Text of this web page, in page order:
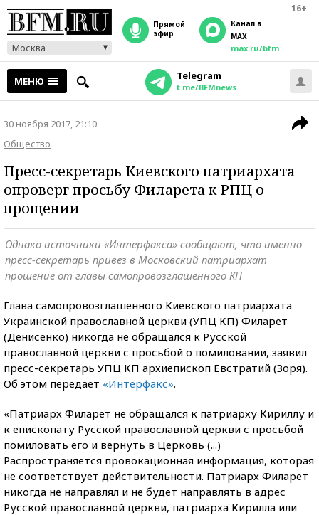
16+
Москва
прямой
эфир
Канал в
MAX
max.ru/bfm
МЕНЮ Telegram
t.me/BFMnews
30 ноября 2017, 21:10
Общество
Пресс-секретарь Киевского патриархата
опроверг просьбу Филарета к РПЦ о
прощении
Однако источники «Интерфакса» сообщают, что именно
пресс-секретарь привез в Московский патриархат
прошение от главы самопровозглашенного КП
Глава самопровозглашенного Киевского патриархата
Украинской православной церкви (УПЦ КП) Филарет
(Денисенко) никогда не обращался к Русской
православной церкви с просьбой о помиловании, заявил
пресс-секретарь УПЦ КП архиепископ Евстратий (Зоря).
Об этом передает «Интерфакс».
«Патриарх Филарет не обращался к патриарху Кириллу и
к епископату Русской православной церкви с просьбой
помиловать его и вернуть в Церковь (...)
Распространяется провокационная информация, которая
не соответствует действительности. Патриарх Филарет
никогда не направлял и не будет направлять в адрес
Русской православной церкви, патриарха Кирилла или